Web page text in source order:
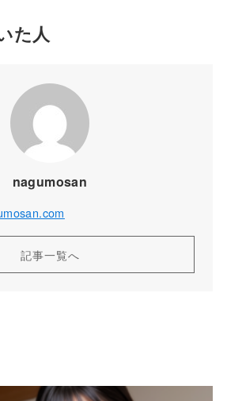
た人
nagumosan
記事一覧へ